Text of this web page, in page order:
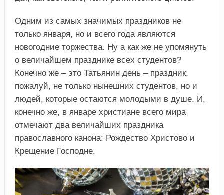
Одним из самых значимых праздников не
только января, но и всего года являются
новогодние торжества. Ну а как же не упомянуть
о величайшем празднике всех студентов?
Конечно же – это Татьянин день – праздник,
пожалуй, не только нынешних студентов, но и
людей, которые остаются молодыми в душе. И,
конечно же, в январе христиане всего мира
отмечают два величайших праздника
православного канона: Рождество Христово и
Крещение Господне.